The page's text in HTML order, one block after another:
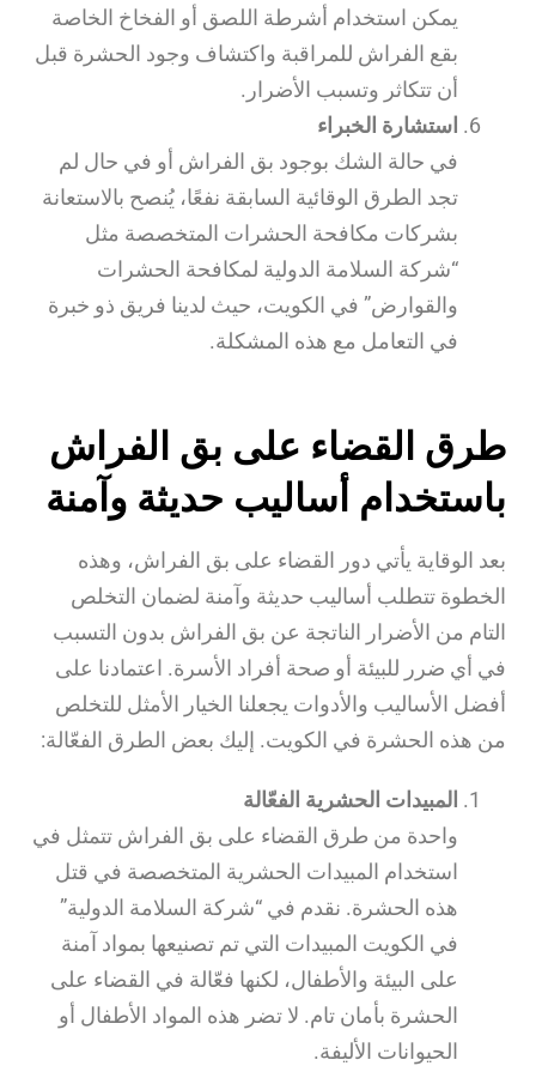
يمكن استخدام أشرطة اللصق أو الفخاخ الخاصة
بقع الفراش للمراقبة واكتشاف وجود الحشرة قبل
أن تتكاثر وتسبب الأضرار.
استشارة الخبراء
في حالة الشك بوجود بق الفراش أو في حال لم
تجد الطرق الوقائية السابقة نفعًا، يُنصح بالاستعانة
بشركات مكافحة الحشرات المتخصصة مثل
“شركة السلامة الدولية لمكافحة الحشرات
والقوارض” في الكويت، حيث لدينا فريق ذو خبرة
في التعامل مع هذه المشكلة.
طرق القضاء على بق الفراش
باستخدام أساليب حديثة وآمنة
بعد الوقاية يأتي دور القضاء على بق الفراش، وهذه
الخطوة تتطلب أساليب حديثة وآمنة لضمان التخلص
التام من الأضرار الناتجة عن بق الفراش بدون التسبب
في أي ضرر للبيئة أو صحة أفراد الأسرة. اعتمادنا على
أفضل الأساليب والأدوات يجعلنا الخيار الأمثل للتخلص
من هذه الحشرة في الكويت. إليك بعض الطرق الفعّالة:
المبيدات الحشرية الفعّالة
واحدة من طرق القضاء على بق الفراش تتمثل في
استخدام المبيدات الحشرية المتخصصة في قتل
هذه الحشرة. نقدم في “شركة السلامة الدولية”
في الكويت المبيدات التي تم تصنيعها بمواد آمنة
على البيئة والأطفال، لكنها فعّالة في القضاء على
الحشرة بأمان تام. لا تضر هذه المواد الأطفال أو
الحيوانات الأليفة.